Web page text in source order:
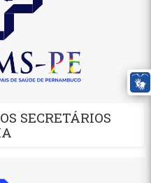
SECRETÁRIOS